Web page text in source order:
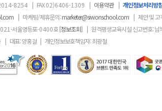
8254 | FAX02)6406-1309 | 이용약관 | 개인정보처리방
| 마케팅/제휴문의:marketer@siwonschool.com | 제안 및
-서울영등포-0400호[정보조회] | 원격평생교육시설 신고번호: 남
| 대표: 양홍걸 | 개인정보보호책임자: 최광철